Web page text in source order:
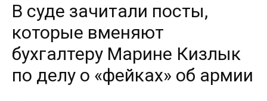
В суде зачитали посты,
которые вменяют
бухгалтеру Марине Кизлык
по делу о «фейках» об армии